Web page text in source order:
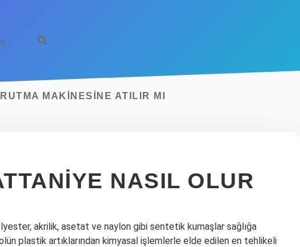
MAKINESINE ATILIR MI
NASIL OLUR
akrilik, asetat ve naylon gibi sentetik kumaşlar sağlığa
plastik artıklarından kimyasal işlemlerle elde edilen en tehlikeli